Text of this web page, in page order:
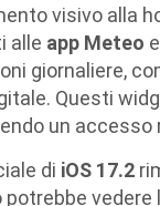
visivo alla
alle app Meteo e
giornaliere,
Questi
un
di iOS 17.2